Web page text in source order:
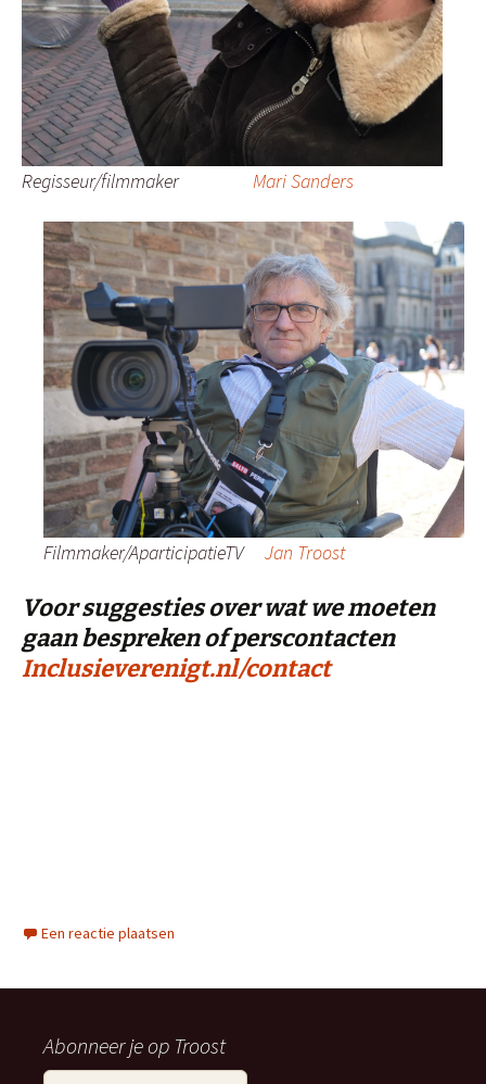
Regisseur/filmmaker Mari Sanders
Filmmaker/AparticipatieTV Jan Troost
Voor suggesties over wat we moeten
gaan bespreken of perscontacten
Inclusieverenigt.nl/contact
Een reactie plaatsen
Abonneer je op Troost